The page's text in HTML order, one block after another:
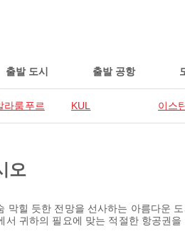
출발 도시 출발 공항
라룸푸르 KUL 이스
오
힐 듯한 전망을 선사하는 아름다운
귀하의 필요에 맞는 적절한 항공권